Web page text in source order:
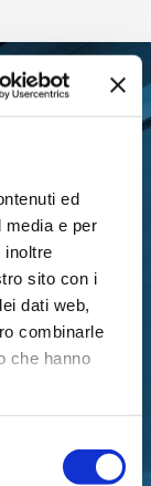
ed
media e per
inoltre
sito con i
dati web,
combinarle
che hanno
CON
newsletter